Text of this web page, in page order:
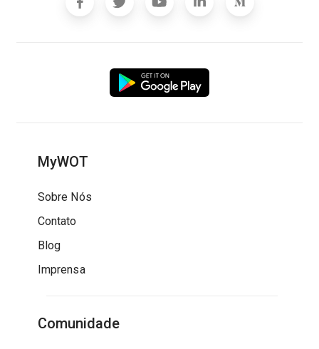
MyWOT
Sobre Nós
Contato
Blog
Imprensa
Comunidade